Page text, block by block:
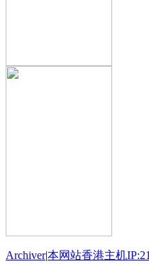
Archiver|本网站香港主机